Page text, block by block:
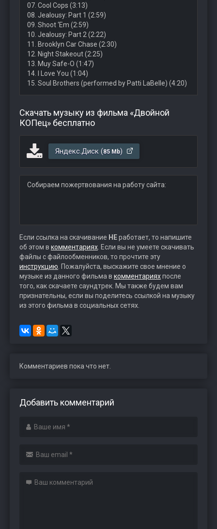
07. Cool Cops (3:13)
08. Jealousy: Part 1 (2:59)
09. Shoot ‘Em (2:59)
10. Jealousy: Part 2 (2:22)
11. Brooklyn Car Chase (2:30)
12. Night Stakeout (2:25)
13. Muy Safe-O (1:47)
14. I Love You (1:04)
15. Soul Brothers (performed by Patti LaBelle) (4:20)
Скачать музыку из фильма «Двойной
КОПец» бесплатно
Яндекс.Диск (85 Mb)
Собираем пожертвования на работу сайта:
Если ссылка на скачивание НЕработает, то напишите
об этом в комментариях . Если вы не умеете скачивать
файлы с файлообменников, то прочтите эту
инструкцию . Пожалуйста, выскажите свое мнение о
музыке из данного фильма в комментарияхпосле
того, как скачаете саундтрек. Мы также будем вам
признательны, если вы поделитесь ссылкой на музыку
из этого фильма в социальных сетях.
Комментариев пока что нет.
Добавить комментарий